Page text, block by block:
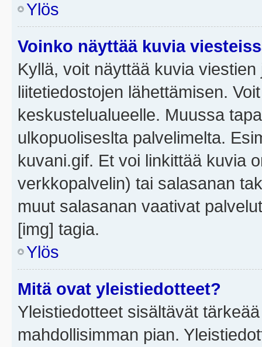
Ylös
Voinko näyttää kuvia
Kyllä, voit näyttää kuvia
liitetiedostojen lähettämisen.
keskustelualueelle. Muussa
ulkopuoliseslta palvelimelta.
kuvani.gif. Et voi linkittää kuvia
verkkopalvelin) tai salasanan
muut salasanan vaativat
[img] tagia.
Ylös
Mitä ovat yleistiedotteet?
Yleistiedotteet sisältävät
mahdollisimman pian.